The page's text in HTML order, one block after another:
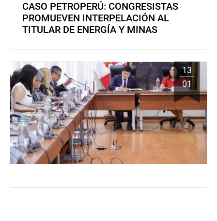
CASO PETROPERÚ: CONGRESISTAS
PROMUEVEN INTERPELACIÓN AL
TITULAR DE ENERGÍA Y MINAS
13
01